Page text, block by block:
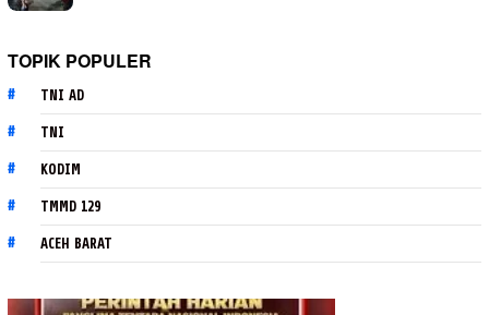
TOPIK POPULER
TNI AD
TNI
KODIM
TMMD 129
ACEH BARAT